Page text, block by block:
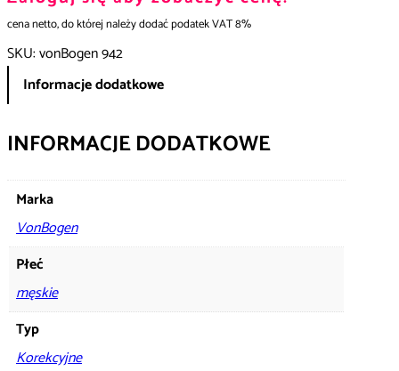
cena netto, do której należy dodać podatek VAT 8%
SKU:vonBogen 942
Informacje dodatkowe
INFORMACJE DODATKOWE
Marka
VonBogen
Płeć
męskie
Typ
Korekcyjne